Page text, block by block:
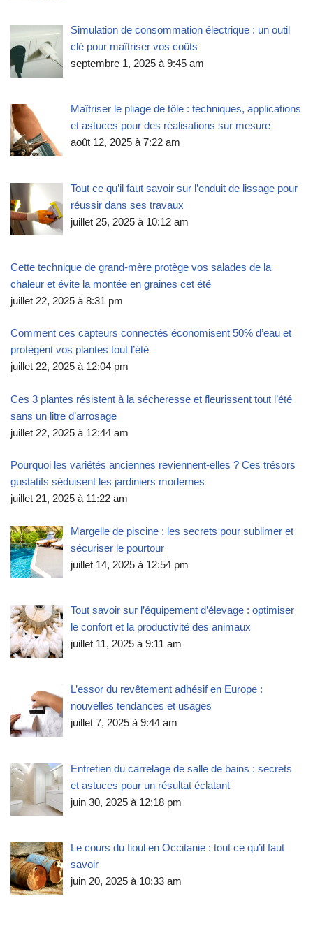
Simulation de consommation électrique : un outil
clé pour maîtriser vos coûts
septembre 1, 2025 à 9:45 am
Maîtriser le pliage de tôle : techniques, applications
et astuces pour des réalisations sur mesure
août 12, 2025 à 7:22 am
Tout ce qu’il faut savoir sur l’enduit de lissage pour
réussir dans ses travaux
juillet 25, 2025 à 10:12 am
Cette technique de grand-mère protège vos salades de la
chaleur et évite la montée en graines cet été
juillet 22, 2025 à 8:31 pm
Comment ces capteurs connectés économisent 50% d’eau et
protègent vos plantes tout l’été
juillet 22, 2025 à 12:04 pm
Ces 3 plantes résistent à la sécheresse et fleurissent tout l’été
sans un litre d’arrosage
juillet 22, 2025 à 12:44 am
Pourquoi les variétés anciennes reviennent-elles ? Ces trésors
gustatifs séduisent les jardiniers modernes
juillet 21, 2025 à 11:22 am
Margelle de piscine : les secrets pour sublimer et
sécuriser le pourtour
juillet 14, 2025 à 12:54 pm
Tout savoir sur l’équipement d’élevage : optimiser
le confort et la productivité des animaux
juillet 11, 2025 à 9:11 am
L’essor du revêtement adhésif en Europe :
nouvelles tendances et usages
juillet 7, 2025 à 9:44 am
Entretien du carrelage de salle de bains : secrets
et astuces pour un résultat éclatant
juin 30, 2025 à 12:18 pm
Le cours du fioul en Occitanie : tout ce qu’il faut
savoir
juin 20, 2025 à 10:33 am